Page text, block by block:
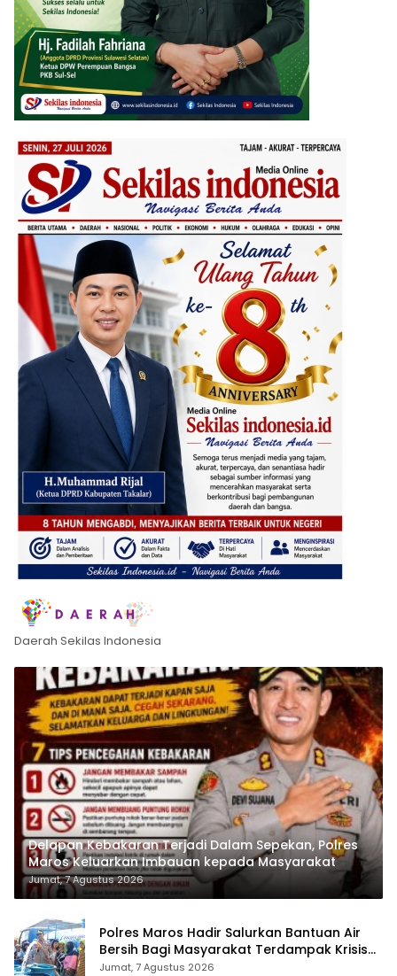
Daerah Sekilas Indonesia
Delapan Kebakaran Terjadi Dalam Sepekan, Polres
Maros Keluarkan Imbauan kepada Masyarakat
Jumat, 7 Agustus 2026
Polres Maros Hadir Salurkan Bantuan Air
Bersih Bagi Masyarakat Terdampak Krisis
Air Bersih Di Maros
Jumat, 7 Agustus 2026